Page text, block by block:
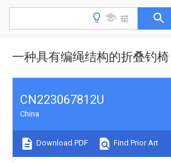
一种具有编绳结构的折叠钓椅
CN223067812U
China
Download PDF Find Prior Art